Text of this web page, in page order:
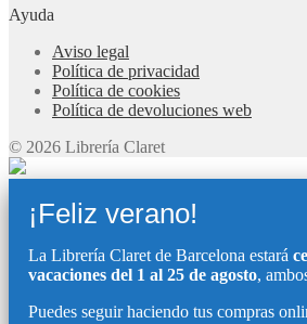
Ayuda
Aviso legal
Política de privacidad
Política de cookies
Política de devoluciones web
© 2026 Librería Claret
¡Feliz verano!
La Librería Claret de Barcelona estará
vacaciones del 1 al 25 de agosto,
Puedes seguir haciendo tus compras